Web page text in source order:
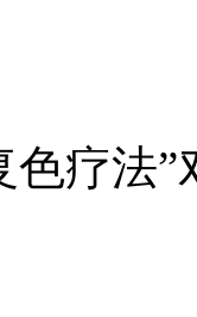
色疗法”